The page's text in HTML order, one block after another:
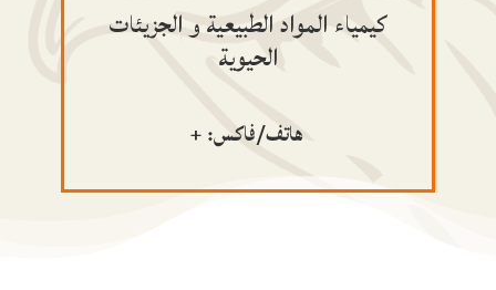
كيمياء المواد الطبيعية و الجزيئات
الحيوية
هاتف/فاكس: +